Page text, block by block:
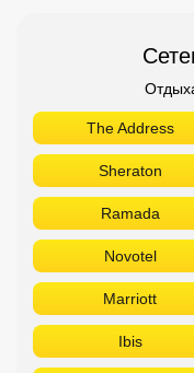
The Address
Sheraton
Ramada
Novotel
Marriott
Ibis